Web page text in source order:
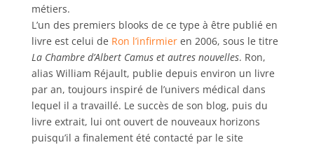
métiers.
L’un des premiers blooks de ce type à être publié en
livre est celui de Ron l’infirmieren 2006, sous le titre
La Chambre d’Albert Camus et autres nouvelles. Ron,
alias William Réjault, publie depuis environ un livre
par an, toujours inspiré de l’univers médical dans
lequel il a travaillé. Le succès de son blog, puis du
livre extrait, lui ont ouvert de nouveaux horizons
puisqu’il a finalement été contacté par le site